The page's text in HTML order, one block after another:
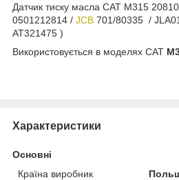
Датчик тиску масла CAT M315
0501212814 / JCB 701/80335 /
AT321475 )
Використовується в моделях CAT
Характеристики
Основні
Країна виробник